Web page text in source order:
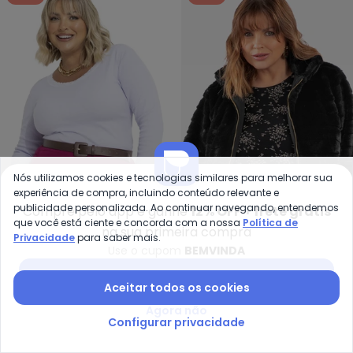
Marguerite - Blusa Manga
Blusa Manga Longa
(Branca) Plus Size
MARGUERITE
Blusa Manga Longa Plus
-54%
Compre pelo app e ganhe12% OFF + frete grátis
na sua primeira compra
Nós utilizamos cookies e tecnologias similares para melhorar sua
experiência de compra, incluindo conteúdo relevante e
publicidade personalizada. Ao continuar navegando, entendemos
que você está ciente e concorda com a nossa Política de
Privacidadepara saber mais.
Aceitar todos os cookies
Configurar privacidade